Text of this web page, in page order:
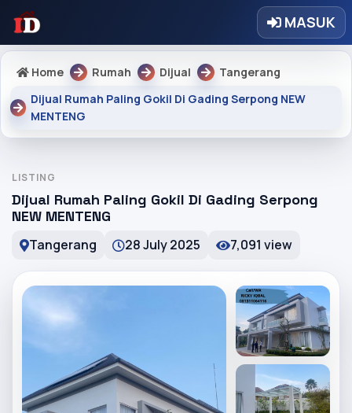
MASUK
Home Rumah Dijual
Tangerang
Dijual Rumah Paling Gokil Di Gading Serpong NEW
MENTENG
LISTING
Dijual Rumah Paling Gokil Di Gading Serpong
NEW MENTENG
Tangerang 28 July 2025 7,091 view